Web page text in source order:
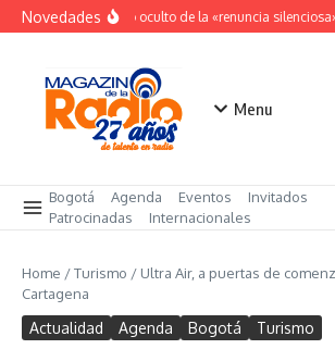
Saltar al contenido
NovedadesEl costo oculto de la «renuncia silenciosa»
Menu
Bogotá Agenda Eventos
Invitados
Patrocinadas
Internacionales
Home /Turismo / Ultra Air, a puertas de
Cartagena
Actualidad Agenda Bogotá Turismo